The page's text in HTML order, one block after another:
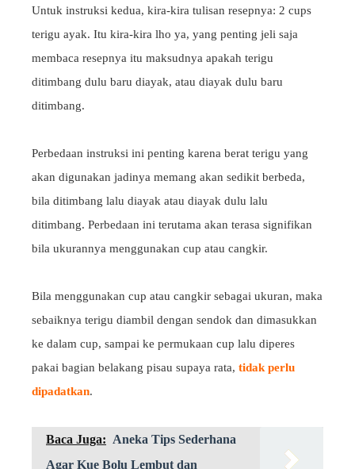
Untuk instruksi kedua, kira-kira tulisan resepnya: 2 cups
terigu ayak. Itu kira-kira lho ya, yang penting jeli saja
membaca resepnya itu maksudnya apakah terigu
ditimbang dulu baru diayak, atau diayak dulu baru
ditimbang.
Perbedaan instruksi ini penting karena berat terigu yang
akan digunakan jadinya memang akan sedikit berbeda,
bila ditimbang lalu diayak atau diayak dulu lalu
ditimbang. Perbedaan ini terutama akan terasa signifikan
bila ukurannya menggunakan cup atau cangkir.
Bila menggunakan cup atau cangkir sebagai ukuran, maka
sebaiknya terigu diambil dengan sendok dan dimasukkan
ke dalam cup, sampai ke permukaan cup lalu diperes
pakai bagian belakang pisau supaya rata, tidak perlu
dipadatkan.
Baca Juga: Aneka Tips Sederhana
Agar Kue Bolu Lembut dan